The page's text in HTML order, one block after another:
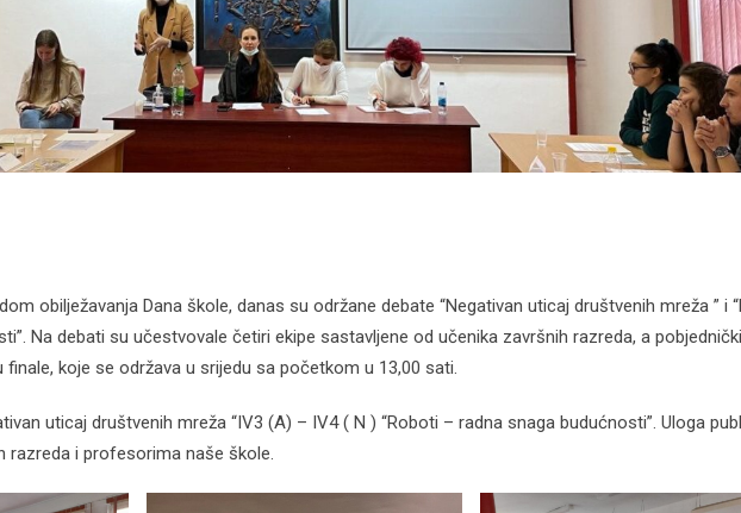
obilježavanja Dana škole, danas su održane debate “Negativan uticaj društvenih mreža ” i
Na debati su učestvovale četiri ekipe sastavljene od učenika završnih razreda, a
finale, koje se održava u srijedu sa početkom u 13,00 sati.
uticaj društvenih mreža “IV3 (A) – IV4 ( N ) “Roboti – radna snaga budućnosti”. Uloga
razreda i profesorima naše škole.